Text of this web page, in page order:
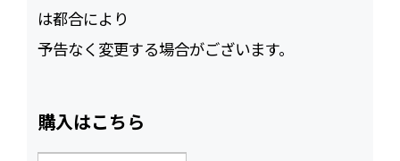
は都合により
予告なく変更する場合がございます。
購入はこちら